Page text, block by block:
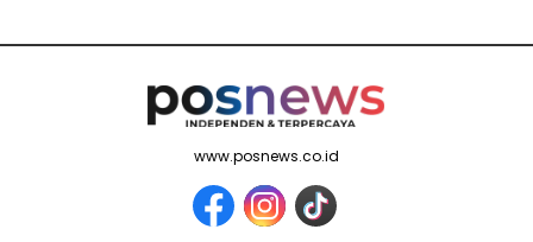
www.posnews.co.id